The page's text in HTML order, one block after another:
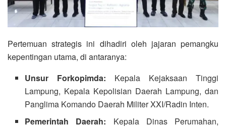
Pertemuan strategis ini dihadiri oleh jajaran pemangku
kepentingan utama, di antaranya:
Unsur Forkopimda: Kepala Kejaksaan Tinggi
Lampung, Kepala Kepolisian Daerah Lampung, dan
Panglima Komando Daerah Militer XXI/Radin Inten.
Pemerintah Daerah: Kepala Dinas Perumahan,